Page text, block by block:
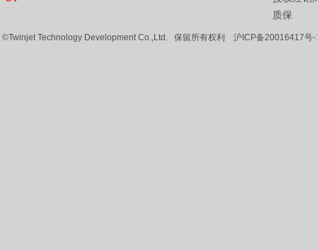
质保
©Twinjet Technology Development Co.,Ltd. 保留所有权利 沪ICP备20016417号